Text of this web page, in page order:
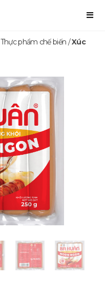
Thực phẩm chế biến /Xúc